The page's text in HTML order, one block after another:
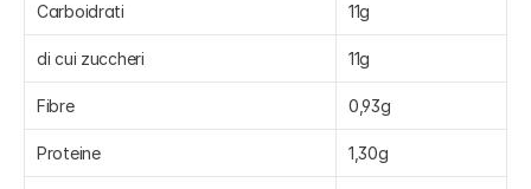
Carboidrati 11g
di cui zuccheri 11g
Fibre 0,93g
Proteine 1,30g